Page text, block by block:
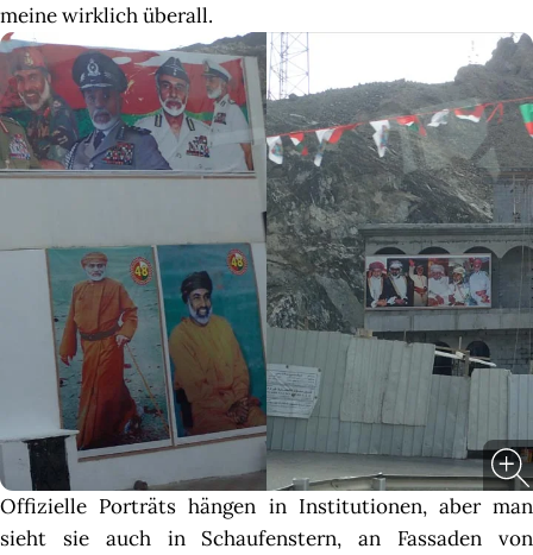
meine wirklich überall.
Offizielle Porträts hängen in Institutionen, aber man
sieht sie auch in Schaufenstern, an Fassaden von